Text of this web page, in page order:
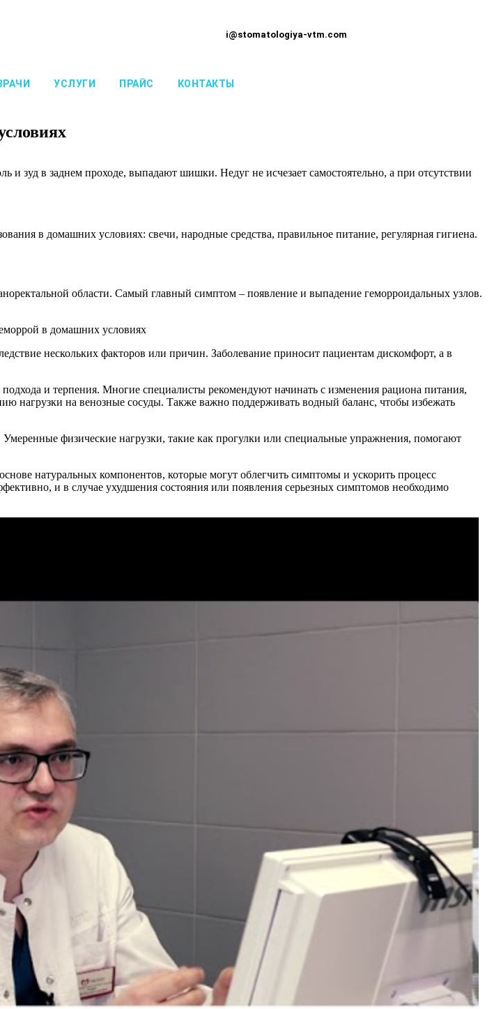
i@stomatologiya-vtm.com
УСЛУГИ ПРАЙС КОНТАКТЫ
и зуд в заднем проходе, выпадают шишки. Недуг не исчезает самостоятельно, а при отсутствии
в домашних условиях: свечи, народные средства, правильное питание, регулярная гигиена.
области. Самый главный симптом – появление и выпадение геморроидальных узлов.
нескольких факторов или причин. Заболевание приносит пациентам дискомфорт, а в
и терпения. Многие специалисты рекомендуют начинать с изменения рациона питания,
нагрузки на венозные сосуды. Также важно поддерживать водный баланс, чтобы избежать
физические нагрузки, такие как прогулки или специальные упражнения, помогают
натуральных компонентов, которые могут облегчить симптомы и ускорить процесс
и в случае ухудшения состояния или появления серьезных симптомов необходимо